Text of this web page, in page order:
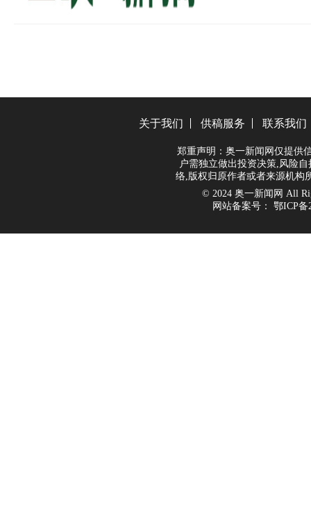
关于我们 供稿服务 联系我们
郑重声明：奥一新闻网仅提供
户需独立做出投资决策,风险
络,版权归原作者或者来源机构
© 2024 奥一新闻网 All
网站备案号：
鄂ICP备